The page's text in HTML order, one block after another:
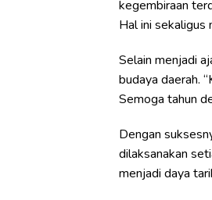
kegembiraan
Hal ini sekaligus
Selain menjadi
budaya daerah.
Semoga tahun
Dengan
dilaksanakan
menjadi daya